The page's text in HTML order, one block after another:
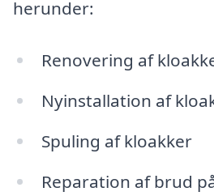
herunder:
Renovering af
Nyinstallation af
Spuling af kloakker
Reparation af brud